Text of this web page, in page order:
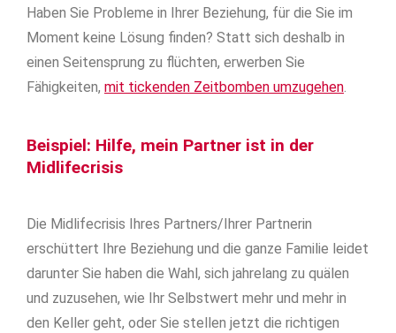
Haben Sie Probleme in Ihrer Beziehung, für die Sie im
Moment keine Lösung finden? Statt sich deshalb in
einen Seitensprung zu flüchten, erwerben Sie
Fähigkeiten, mit tickenden Zeitbomben umzugehen.
Beispiel: Hilfe, mein Partner ist in der
Midlifecrisis
Die Midlifecrisis Ihres Partners/Ihrer Partnerin
erschüttert Ihre Beziehung und die ganze Familie leidet
darunter Sie haben die Wahl, sich jahrelang zu quälen
und zuzusehen, wie Ihr Selbstwert mehr und mehr in
den Keller geht, oder Sie stellen jetzt die richtigen